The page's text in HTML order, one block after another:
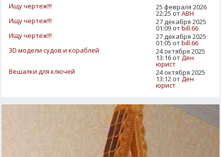
Ищу чертеж!!! 25 февраля 2026
22:25 отАВН
Ищу чертеж!!!
27 декабря 2025
01:09 отbill.66
Ищу чертеж!!!
27 декабря 2025
01:05 отbill.66
3D модели судов и кораблей
24 октября 2025
13:16 отДен
юрист
Вешалки для ключей
24 октября 2025
13:12 отДен
юрист